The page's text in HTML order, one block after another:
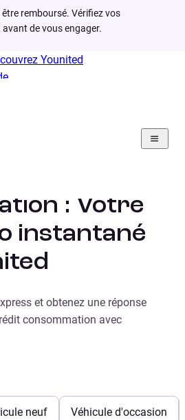
remboursé. Vérifiez vos
de vous engager.
Younited
: Votre
instantané
et obtenez une réponse
consommation avec
neuf
Véhicule d'occasion